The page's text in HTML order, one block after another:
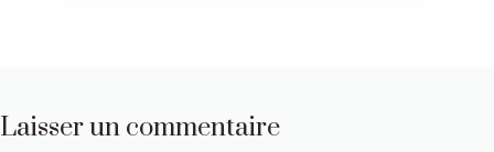
Laisser un commentaire